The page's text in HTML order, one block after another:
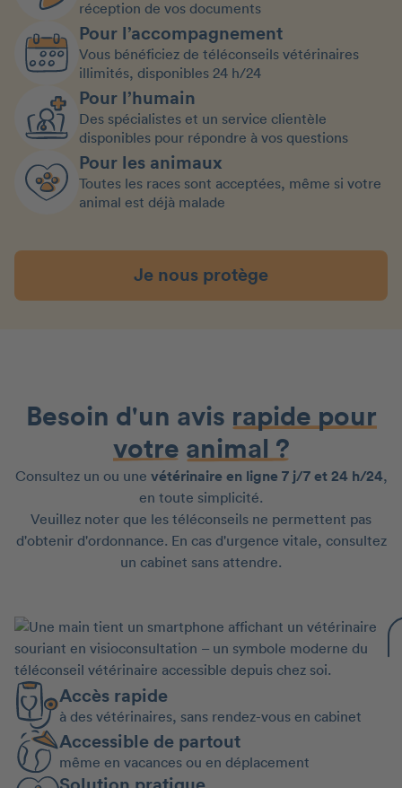
réception de vos documents
Pour l’accompagnement
Vous bénéficiez de téléconseils vétérinaires
illimités, disponibles 24 h/24
Pour l’humain
Des spécialistes et un service clientèle
disponibles pour répondre à vos questions
Pour les animaux
Toutes les races sont acceptées, même si votre
animal est déjà malade
Je nous protège
Besoin d'un avis rapide pour
votre animal ?
Consultez un ou une vétérinaire en ligne 7 j/7 et 24 h/24,
en toute simplicité.
Veuillez noter que les téléconseils ne permettent pas
d'obtenir d'ordonnance. En cas d'urgence vitale, consultez
un cabinet sans attendre.
Accès rapide
à des vétérinaires, sans rendez-vous en cabinet
Accessible de partout
même en vacances ou en déplacement